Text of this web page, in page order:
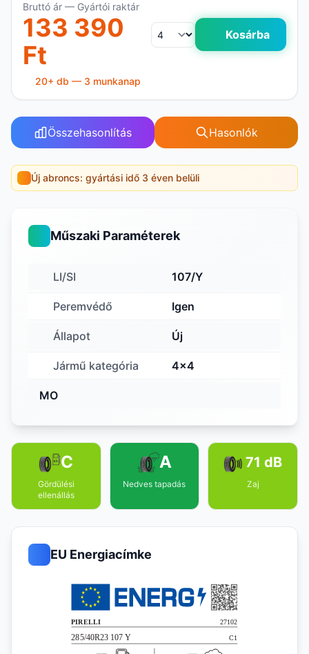
Bruttó ár — Gyártói raktár
133 390
Ft
Kosárba
20+ db — 3 munkanap
Összehasonlítás Hasonlók
Új abroncs: gyártási idő 3 éven belüli
Műszaki Paraméterek
LI/SI 107/Y
Peremvédő Igen
Állapot Új
Jármű kategória 4x4
MO
C
Gördülési
ellenállás
A
Nedves tapadás
71 dB
Zaj
EU Energiacímke